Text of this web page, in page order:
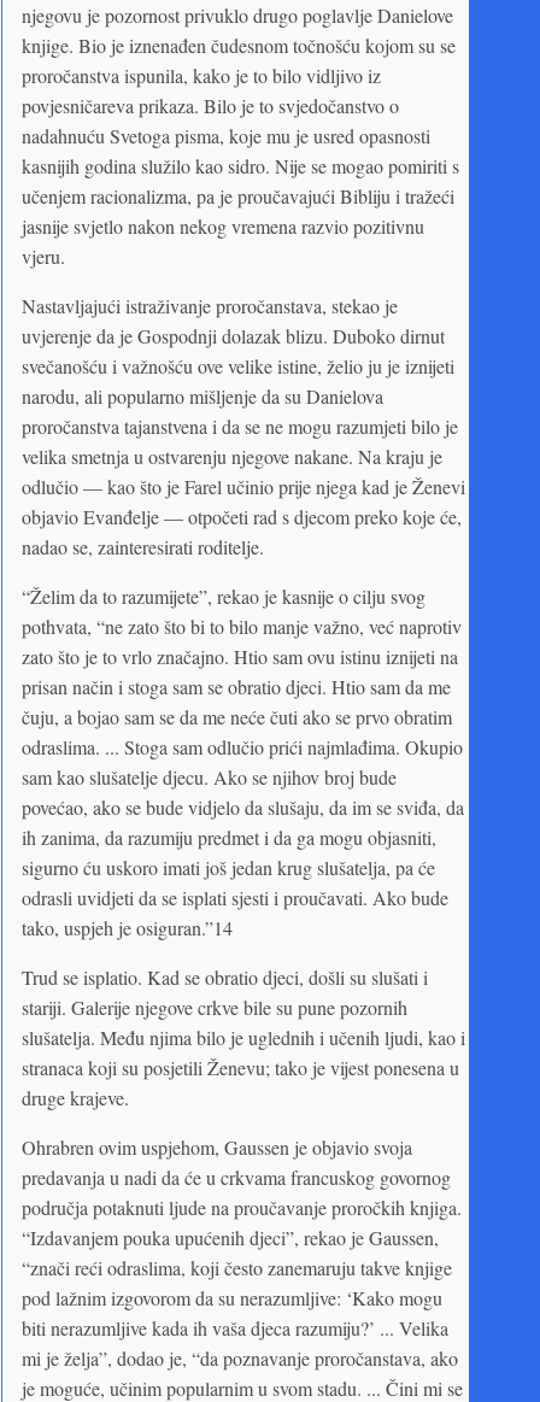
njegovu je pozornost privuklo drugo poglavlje Danielove
knjige. Bio je iznenađen čudesnom točnošću kojom su se
proročanstva ispunila, kako je to bilo vidljivo iz
povjesničareva prikaza. Bilo je to svjedočanstvo o
nadahnuću Svetoga pisma, koje mu je usred opasnosti
kasnijih godina služilo kao sidro. Nije se mogao pomiriti s
učenjem racionalizma, pa je proučavajući Bibliju i tražeći
jasnije svjetlo nakon nekog vremena razvio pozitivnu
vjeru.
Nastavljajući istraživanje proročanstava, stekao je
uvjerenje da je Gospodnji dolazak blizu. Duboko dirnut
svečanošću i važnošću ove velike istine, želio ju je iznijeti
narodu, ali popularno mišljenje da su Danielova
proročanstva tajanstvena i da se ne mogu razumjeti bilo je
velika smetnja u ostvarenju njegove nakane. Na kraju je
odlučio — kao što je Farel učinio prije njega kad je Ženevi
objavio Evanđelje — otpočeti rad s djecom preko koje će,
nadao se, zainteresirati roditelje.
“Želim da to razumijete”, rekao je kasnije o cilju svog
pothvata, “ne zato što bi to bilo manje važno, već naprotiv
zato što je to vrlo značajno. Htio sam ovu istinu iznijeti na
prisan način i stoga sam se obratio djeci. Htio sam da me
čuju, a bojao sam se da me neće čuti ako se prvo obratim
odraslima. ... Stoga sam odlučio prići najmlađima. Okupio
sam kao slušatelje djecu. Ako se njihov broj bude
povećao, ako se bude vidjelo da slušaju, da im se sviđa, da
ih zanima, da razumiju predmet i da ga mogu objasniti,
sigurno ću uskoro imati još jedan krug slušatelja, pa će
odrasli uvidjeti da se isplati sjesti i proučavati. Ako bude
tako, uspjeh je osiguran.”14
Trud se isplatio. Kad se obratio djeci, došli su slušati i
stariji. Galerije njegove crkve bile su pune pozornih
slušatelja. Među njima bilo je uglednih i učenih ljudi, kao i
stranaca koji su posjetili Ženevu; tako je vijest ponesena u
druge krajeve.
Ohrabren ovim uspjehom, Gaussen je objavio svoja
predavanja u nadi da će u crkvama francuskog govornog
područja potaknuti ljude na proučavanje proročkih knjiga.
“Izdavanjem pouka upućenih djeci”, rekao je Gaussen,
“znači reći odraslima, koji često zanemaruju takve knjige
pod lažnim izgovorom da su nerazumljive: ‘Kako mogu
biti nerazumljive kada ih vaša djeca razumiju?’ ... Velika
mi je želja”, dodao je, “da poznavanje proročanstava, ako
je moguće, učinim popularnim u svom stadu. ... Čini mi se